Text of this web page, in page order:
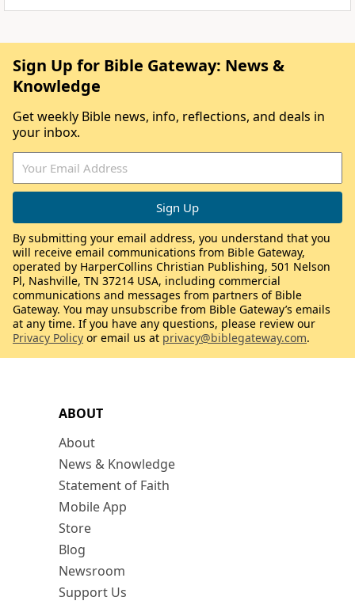
ABOUT
About
News & Knowledge
Statement of Faith
Mobile App
Store
Blog
Newsroom
Support Us
Sign Up for Bible Gateway: News &
Knowledge
Get weekly Bible news, info, reflections, and deals in
your inbox.
By submitting your email address, you understand that you
will receive email communications from Bible Gateway,
operated by HarperCollins Christian Publishing, 501 Nelson
Pl, Nashville, TN 37214 USA, including commercial
communications and messages from partners of Bible
Gateway. You may unsubscribe from Bible Gateway’s emails
at any time. If you have any questions, please review our
Privacy Policy or email us at privacy@biblegateway.com.